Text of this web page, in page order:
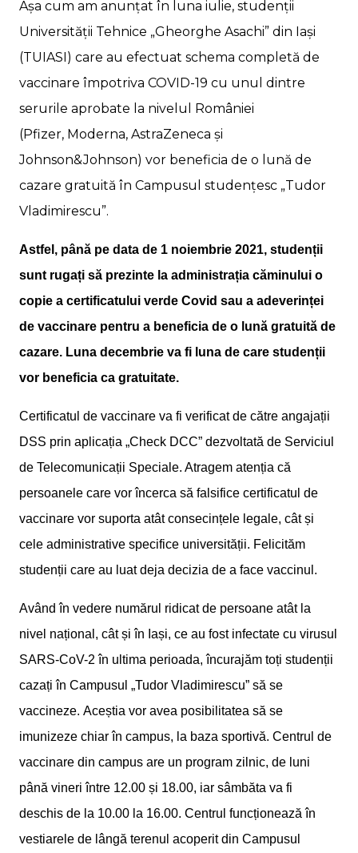
Așa cum am anunțat în luna iulie, studenții
Universității Tehnice „Gheorghe Asachi” din Iași
(TUIASI) care au efectuat schema completă de
vaccinare împotriva COVID-19 cu unul dintre
serurile aprobate la nivelul României
(Pfizer, Moderna, AstraZeneca și
Johnson&Johnson) vor beneficia de o lună de
cazare gratuită în Campusul studențesc „Tudor
Vladimirescu”.
Astfel, până pe data de 1 noiembrie 2021, studenții
sunt rugați să prezinte la administrația căminului o
copie a certificatului verde Covid sau a adeverinței
de vaccinare pentru a beneficia de o lună gratuită de
cazare. Luna decembrie va fi luna de care studenții
vor beneficia ca gratuitate.
Certificatul de vaccinare va fi verificat de către angajații
DSS prin aplicația „Check DCC” dezvoltată de Serviciul
de Telecomunicații Speciale. Atragem atenția că
persoanele care vor încerca să falsifice certificatul de
vaccinare vor suporta atât consecințele legale, cât și
cele administrative specifice universității. Felicităm
studenții care au luat deja decizia de a face vaccinul.
Având în vedere numărul ridicat de persoane atât la
nivel național, cât și în Iași, ce au fost infectate cu virusul
SARS-CoV-2 în ultima perioada, încurajăm toți studenții
cazați în Campusul „Tudor Vladimirescu” să se
vaccineze. Aceștia vor avea posibilitatea să se
imunizeze chiar în campus, la baza sportivă. Centrul de
vaccinare din campus are un program zilnic, de luni
până vineri între 12.00 și 18.00, iar sâmbăta va fi
deschis de la 10.00 la 16.00. Centrul funcționează în
vestiarele de lângă terenul acoperit din Campusul